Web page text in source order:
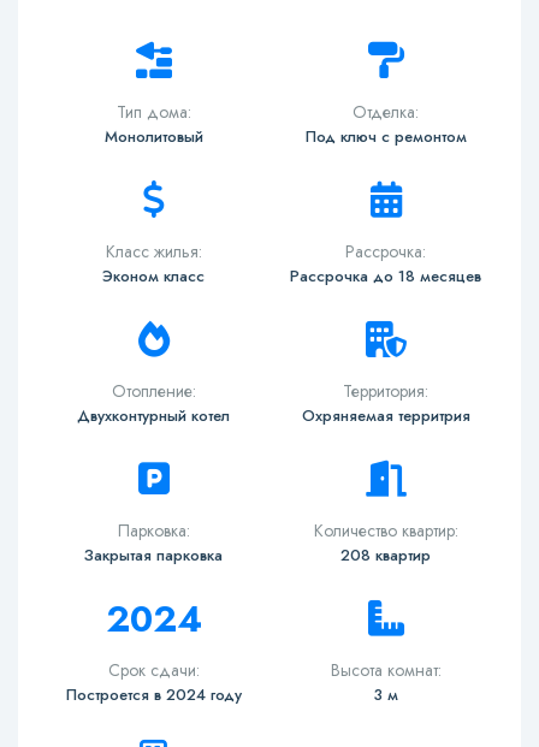
Тип дома:
Монолитовый
Отделка:
Под ключ с ремонтом
Класс жилья:
Эконом класс
Рассрочка:
Рассрочка до 18 месяцев
Отопление:
Двухконтурный котел
Территория:
Охряняемая территрия
Парковка:
Закрытая парковка
Количество квартир:
208 квартир
2024
Срок сдачи:
Построется в 2024 году
Высота комнат:
3 м